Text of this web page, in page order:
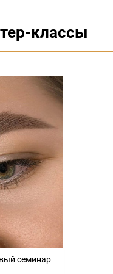
классы
семинар